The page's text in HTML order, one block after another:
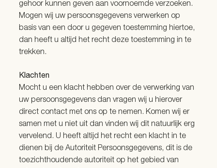
gehoor kunnen geven aan voornoemde verzoeken.
Mogen wij uw persoonsgegevens verwerken op
basis van een door u gegeven toestemming hiertoe,
dan heeft u altijd het recht deze toestemming in te
trekken.
Klachten
Mocht u een klacht hebben over de verwerking van
uw persoonsgegevens dan vragen wij u hierover
direct contact met ons op te nemen. Komen wij er
samen met u niet uit dan vinden wij dit natuurlijk erg
vervelend. U heeft altijd het recht een klacht in te
dienen bij de Autoriteit Persoonsgegevens, dit is de
toezichthoudende autoriteit op het gebied van